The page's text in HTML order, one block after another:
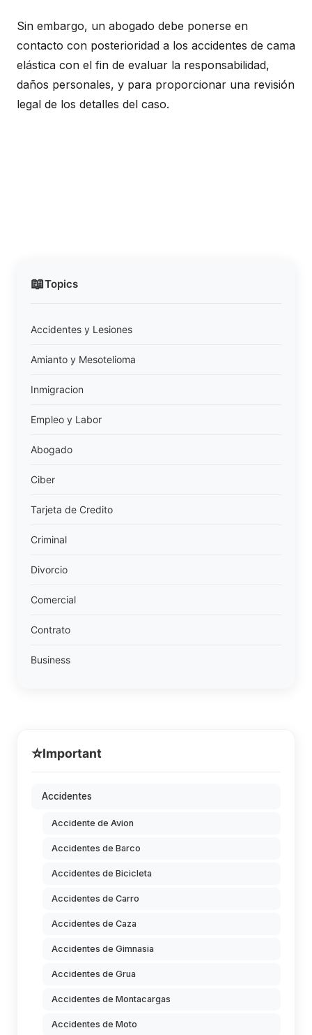
📖Topics
Accidentes y Lesiones
Amianto y Mesotelioma
Inmigracion
Empleo y Labor
Abogado
Ciber
Tarjeta de Credito
Criminal
Divorcio
Comercial
Contrato
Business
Sin embargo, un abogado debe ponerse en
contacto con posterioridad a los accidentes de cama
elástica con el fin de evaluar la responsabilidad,
daños personales, y para proporcionar una revisión
legal de los detalles del caso.
⭐Important
Accidentes
Accidente de Avion
Accidentes de Barco
Accidentes de Bicicleta
Accidentes de Carro
Accidentes de Caza
Accidentes de Gimnasia
Accidentes de Grua
Accidentes de Montacargas
Accidentes de Moto